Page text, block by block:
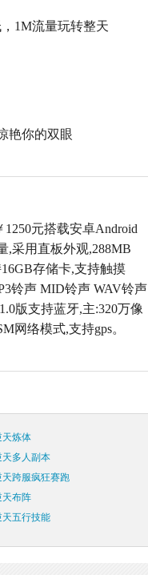
1M流量玩转整天
艳你的双眼
元搭载安卓Android
,采用直板外观,288MB
存储卡,支持触摸
铃声 MID铃声 WAV铃声
版支持蓝牙,主:320万像
网络模式,支持gps。
天炼体
天多人副本
天跨服疯狂赛跑
天布阵
天五行技能